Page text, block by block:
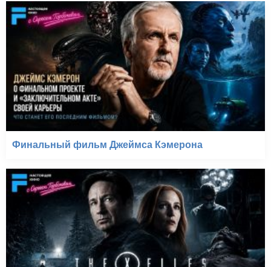
Финальный фильм Джеймса Кэмерона